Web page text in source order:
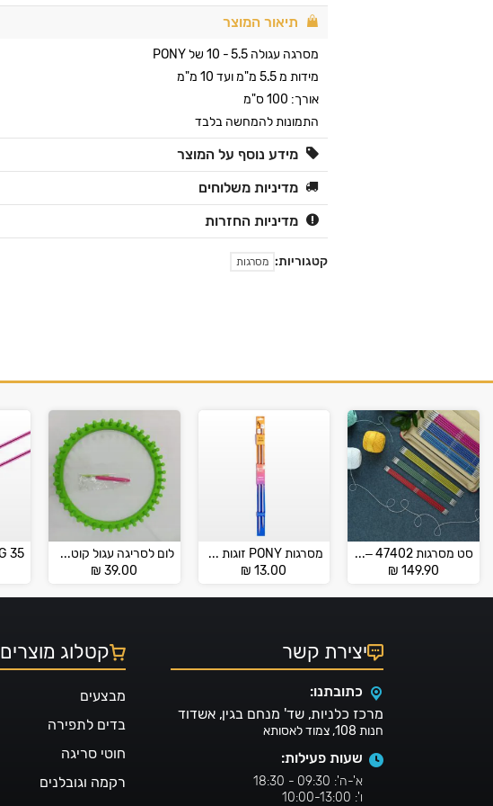
תיאור המוצר
מסרגה עגולה 5.5 - 10 של PONY
מידות מ 5.5 מ"מ ועד 10 מ"מ
אורך: 100 ס"מ
התמונות להמחשה בלבד
מידע נוסף על המוצר
מדיניות משלוחים
מדיניות החזרות
קטגוריות: מסרגות
סט מסרגות 47402 – מבית KnitPro
₪ 149.90
מסרגות PONY זוגות 2 – 5
₪ 13.00
לום לסריגה עגול קוטר 29 ס"מ
₪ 39.00
יצירת קשר
כתובתנו:
מרכז כלניות, שד' מנחם בגין, אשדוד
חנות 108, צמוד לאסותא
שעות פעילות:
א'-ה': 09:30 - 18:30
ו': 10:00-13:00
קטלוג מוצרים
מבצעים
בדים לתפירה
חוטי סריגה
רקמה וגובלנים